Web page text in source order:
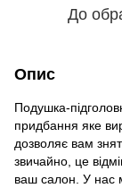
До
Опис
Подушка-
придбання яке
дозволяє вам
звичайно, це
ваш салон. У нас